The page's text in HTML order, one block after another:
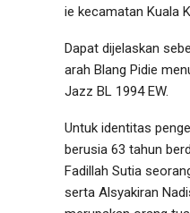
ie kecamatan Kuala
Dapat dijelaskan
arah Blang Pidie
Jazz BL 1994 EW.
Untuk identitas
berusia 63 tahun
Fadillah Sutia
serta Alsyakiran